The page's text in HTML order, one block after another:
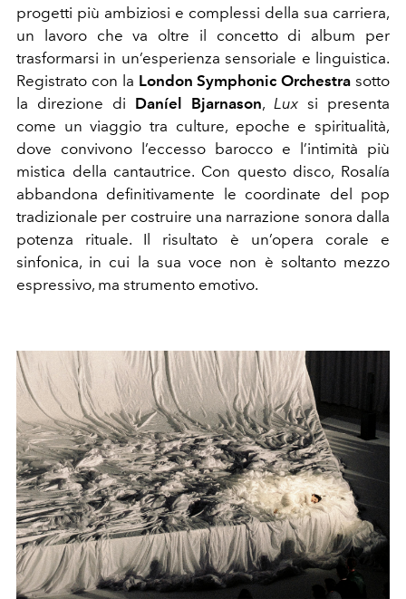
progetti più ambiziosi e complessi della sua carriera,
un lavoro che va oltre il concetto di album per
trasformarsi in un’esperienza sensoriale e linguistica.
Registrato con la London Symphonic Orchestra sotto
la direzione di Daníel Bjarnason, Lux si presenta
come un viaggio tra culture, epoche e spiritualità,
dove convivono l’eccesso barocco e l’intimità più
mistica della cantautrice. Con questo disco, Rosalía
abbandona definitivamente le coordinate del pop
tradizionale per costruire una narrazione sonora dalla
potenza rituale. Il risultato è un’opera corale e
sinfonica, in cui la sua voce non è soltanto mezzo
espressivo, ma strumento emotivo.